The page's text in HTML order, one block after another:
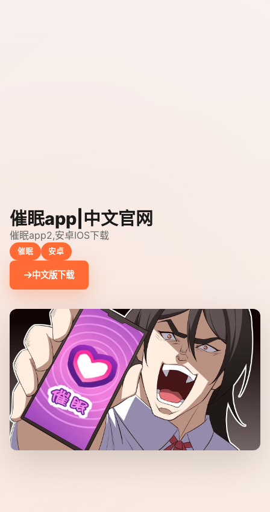
催眠app|中文官网
催眠app2,安卓IOS下载
催眠 安卓
中文版下载